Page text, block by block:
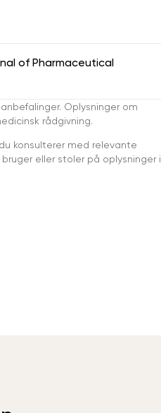
of Pharmaceutical
Oplysninger om
rådgivning.
konsulterer med relevante
eller stoler på oplysninger i